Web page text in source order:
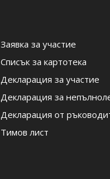
Заявка за участие
Списък за картотека
Декларация за участие
Декларация за
Декларация от
Тимов лист